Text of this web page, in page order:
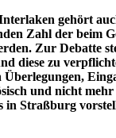
gehört
Zahl der beim
Zur Debatte
diese zu
Überlegungen,
und nicht
in Straßburg